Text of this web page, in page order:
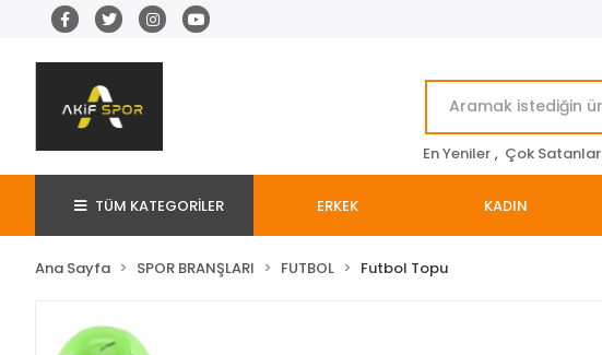
En Yeniler , Çok Satanlar
TÜM KATEGORİLER ERKEK KADIN
Ana Sayfa SPOR BRANŞLARI FUTBOL Futbol Topu